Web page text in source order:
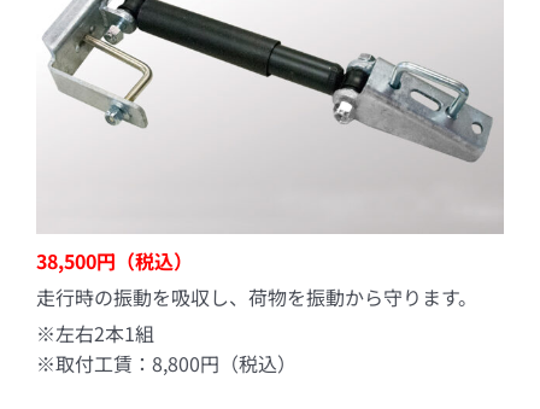
38,500円（税込）
走行時の振動を吸収し、荷物を振動から守ります。
※左右2本1組
※取付工賃：8,800円（税込）